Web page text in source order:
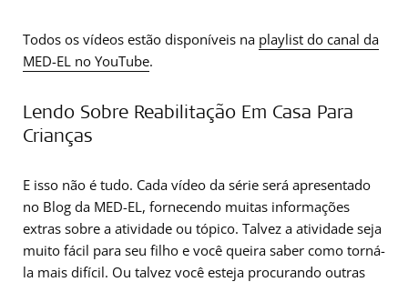
Todos os vídeos estão disponíveis na playlist do canal da
MED-EL no YouTube.
Lendo Sobre Reabilitação Em Casa Para
Crianças
E isso não é tudo. Cada vídeo da série será apresentado
no Blog da MED-EL, fornecendo muitas informações
extras sobre a atividade ou tópico. Talvez a atividade seja
muito fácil para seu filho e você queira saber como torná-
la mais difícil. Ou talvez você esteja procurando outras